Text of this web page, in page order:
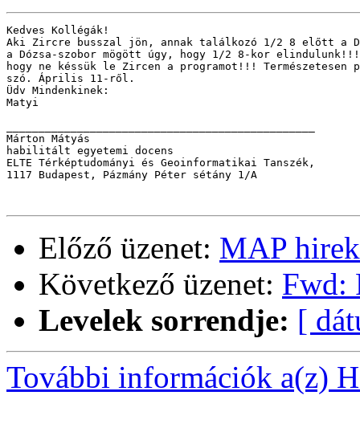
Kedves Kollégák!
Aki Zircre busszal jön, annak találkozó 1/2 8 előtt a
a Dózsa-szobor mögött úgy, hogy 1/2 8-kor
hogy ne késsük le Zircen a programot!!!
szó. Április 11-ről.
Üdv Mindenkinek:
Matyi
Márton Mátyás
habilitált egyetemi docens
ELTE Térképtudományi és Geoinformatikai Tanszék,
1117 Budapest, Pázmány Péter sétány 1/A
Előző üzenet: MAP hirek
Következő üzenet: Fwd:
Levelek sorrendje: [
További információk a(z)